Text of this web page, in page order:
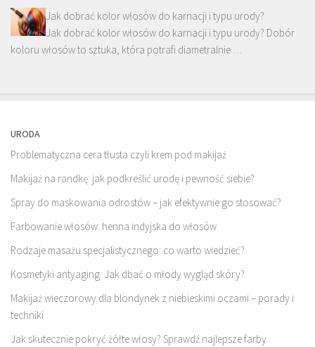
Jak dobrać kolor włosów do karnacji i typu urody?
Jak dobrać kolor włosów do karnacji i typu urody? Dobór
koloru włosów to sztuka, która potrafi diametralnie …
URODA
Problematyczna cera tłusta czyli krem pod makijaż
Makijaż na randkę: jak podkreślić urodę i pewność siebie?
Spray do maskowania odrostów – jak efektywnie go stosować?
Farbowanie włosów: henna indyjska do włosów
Rodzaje masażu specjalistycznego: co warto wiedzieć?
Kosmetyki antyaging: Jak dbać o młody wygląd skóry?
Makijaż wieczorowy dla blondynek z niebieskimi oczami – porady i
techniki
Jak skutecznie pokryć żółte włosy? Sprawdź najlepsze farby